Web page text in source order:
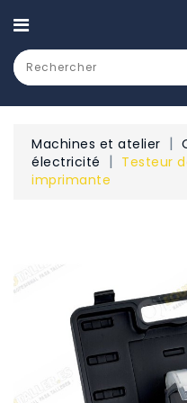
CATEGORY
Machines et atelier
électricité
Testeur
imprimante